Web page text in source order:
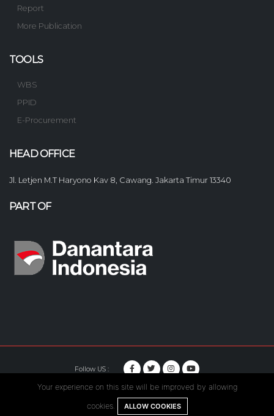
Report
More Publication
TOOLS
WBS
PPID
E-Procurement
HEAD OFFICE
Jl. Letjen M.T Haryono Kav 8, Cawang. Jakarta Timur 13340
PART OF
Follow US :
© Copyright 2020. Hutama Karya All Rights Reserved.
Your experience on this site will be improved by allowing
cookies. ALLOW COOKIES